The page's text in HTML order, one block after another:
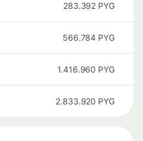
283.392 PYG
566.784 PYG
1.416.960 PYG
2.833.920 PYG